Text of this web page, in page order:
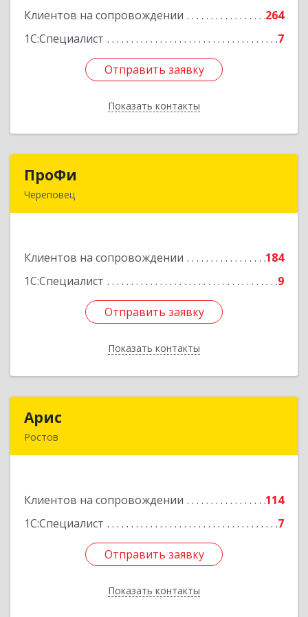
Клиентов на сопровождении
264
1С:Специалист
7
Отправить заявку
Показать контакты
Подробнее
Отправить заявку
Назад
ПроФи
Череповец
Клиентов на сопровождении
184
1С:Специалист
9
Отправить заявку
Показать контакты
Подробнее
Отправить заявку
Назад
Арис
Ростов
Клиентов на сопровождении
114
1С:Специалист
7
Отправить заявку
Показать контакты
Подробнее
Отправить заявку
Назад